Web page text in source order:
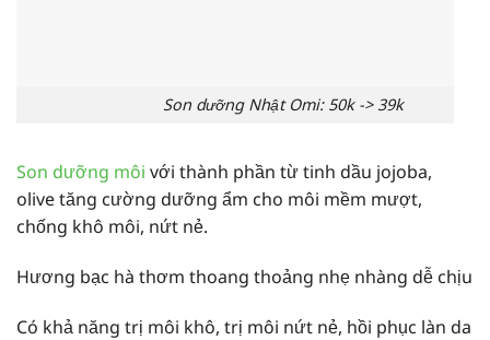
Son dưỡng Nhật Omi: 50k -> 39k
Son dưỡng môi với thành phần từ tinh dầu jojoba,
olive tăng cường dưỡng ẩm cho môi mềm mượt,
chống khô môi, nứt nẻ.
Hương bạc hà thơm thoang thoảng nhẹ nhàng dễ chịu
Có khả năng trị môi khô, trị môi nứt nẻ, hồi phục làn da